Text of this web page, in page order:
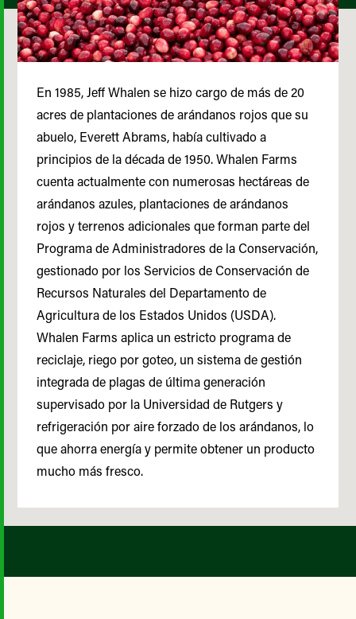
En 1985, Jeff Whalen se hizo cargo de más de 20
acres de plantaciones de arándanos rojos que su
abuelo, Everett Abrams, había cultivado a
principios de la década de 1950. Whalen Farms
cuenta actualmente con numerosas hectáreas de
arándanos azules, plantaciones de arándanos
rojos y terrenos adicionales que forman parte del
Programa de Administradores de la Conservación,
gestionado por los Servicios de Conservación de
Recursos Naturales del Departamento de
Agricultura de los Estados Unidos (USDA).
Whalen Farms aplica un estricto programa de
reciclaje, riego por goteo, un sistema de gestión
integrada de plagas de última generación
supervisado por la Universidad de Rutgers y
refrigeración por aire forzado de los arándanos, lo
que ahorra energía y permite obtener un producto
mucho más fresco.